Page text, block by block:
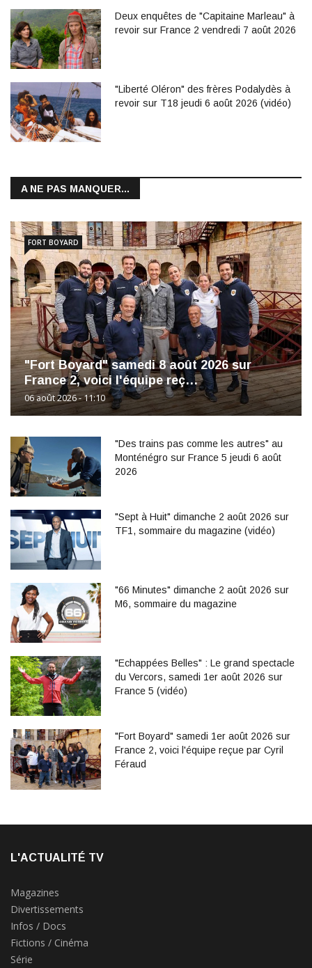
Deux enquêtes de "Capitaine Marleau" à
revoir sur France 2 vendredi 7 août 2026
"Liberté Oléron" des frères Podalydès à
revoir sur T18 jeudi 6 août 2026 (vidéo)
A NE PAS MANQUER...
"Fort Boyard" samedi 8 août 2026 sur
France 2, voici l'équipe reç…
06 août 2026 - 11:10
FORT BOYARD
"Des trains pas comme les autres" au
Monténégro sur France 5 jeudi 6 août
2026
"Sept à Huit" dimanche 2 août 2026 sur
TF1, sommaire du magazine (vidéo)
"66 Minutes" dimanche 2 août 2026 sur
M6, sommaire du magazine
"Echappées Belles" : Le grand spectacle
du Vercors, samedi 1er août 2026 sur
France 5 (vidéo)
"Fort Boyard" samedi 1er août 2026 sur
France 2, voici l'équipe reçue par Cyril
Féraud
L'ACTUALITÉ TV
Magazines
Divertissements
Infos / Docs
Fictions / Cinéma
Série